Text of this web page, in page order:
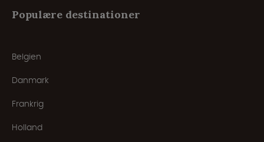
Populære destinationer
Belgien
Danmark
Frankrig
Holland